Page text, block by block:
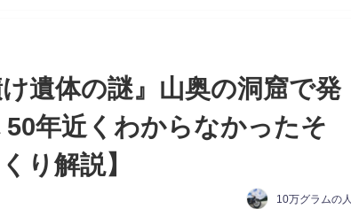
遺体の謎』山奥の洞窟で発
年近くわからなかったそ
り解説】
10万グラムの人